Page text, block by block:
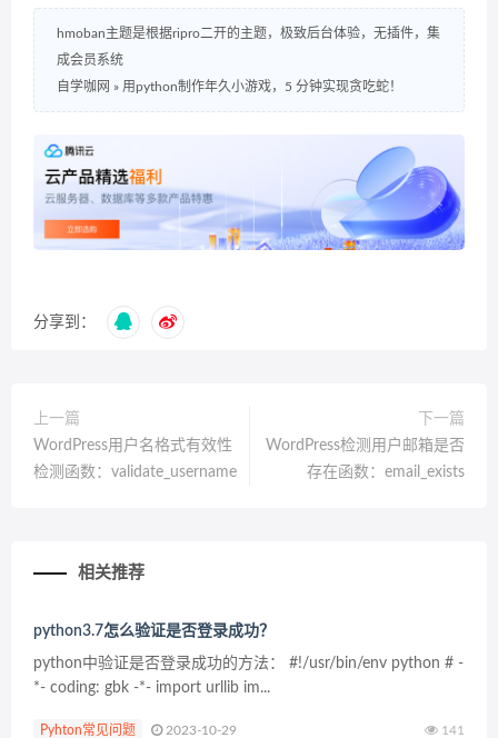
hmoban主题是根据ripro二开的主题，极致后台体验，无插件，集
成会员系统
自学咖网 » 用python制作年久小游戏，5 分钟实现贪吃蛇！
分享到：
上一篇
WordPress用户名格式有效性
检测函数：validate_username
下一篇
WordPress检测用户邮箱是否
存在函数：email_exists
相关推荐
python3.7怎么验证是否登录成功？
python中验证是否登录成功的方法： #!/usr/bin/env python # -
*- coding: gbk -*- import urllib im...
Pyhton常见问题 2023-10-29 141